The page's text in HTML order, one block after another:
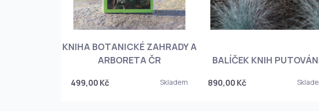
KNIHA BOTANICKÉ ZAHRADY A
ARBORETA ČR
499,00 Kč Skladem
BALÍČEK KNIH
890,00 Kč